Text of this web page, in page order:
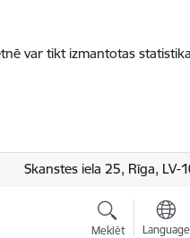
var tikt izmantotas
Skanstes iela 25, Rīga, LV-
Meklēt Language